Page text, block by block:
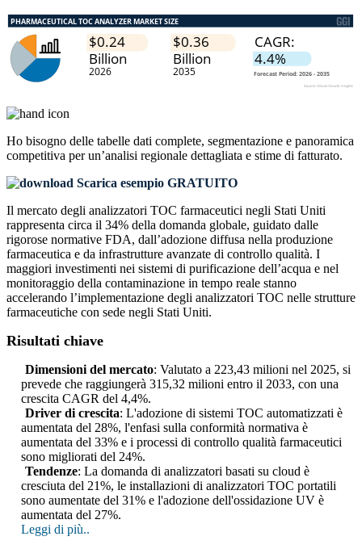
Ho bisogno delle tabelle dati complete, segmentazione e panoramica
competitiva per un’analisi regionale dettagliata e stime di fatturato.
Scarica esempio GRATUITO
Il mercato degli analizzatori TOC farmaceutici negli Stati Uniti
rappresenta circa il 34% della domanda globale, guidato dalle
rigorose normative FDA, dall’adozione diffusa nella produzione
farmaceutica e da infrastrutture avanzate di controllo qualità. I
maggiori investimenti nei sistemi di purificazione dell’acqua e nel
monitoraggio della contaminazione in tempo reale stanno
accelerando l’implementazione degli analizzatori TOC nelle strutture
farmaceutiche con sede negli Stati Uniti.
Risultati chiave
Dimensioni del mercato: Valutato a 223,43 milioni nel 2025, si
prevede che raggiungerà 315,32 milioni entro il 2033, con una
crescita CAGR del 4,4%.
Driver di crescita: L'adozione di sistemi TOC automatizzati è
aumentata del 28%, l'enfasi sulla conformità normativa è
aumentata del 33% e i processi di controllo qualità farmaceutici
sono migliorati del 24%.
Tendenze: La domanda di analizzatori basati su cloud è
cresciuta del 21%, le installazioni di analizzatori TOC portatili
sono aumentate del 31% e l'adozione dell'ossidazione UV è
aumentata del 27%.
Leggi di più..